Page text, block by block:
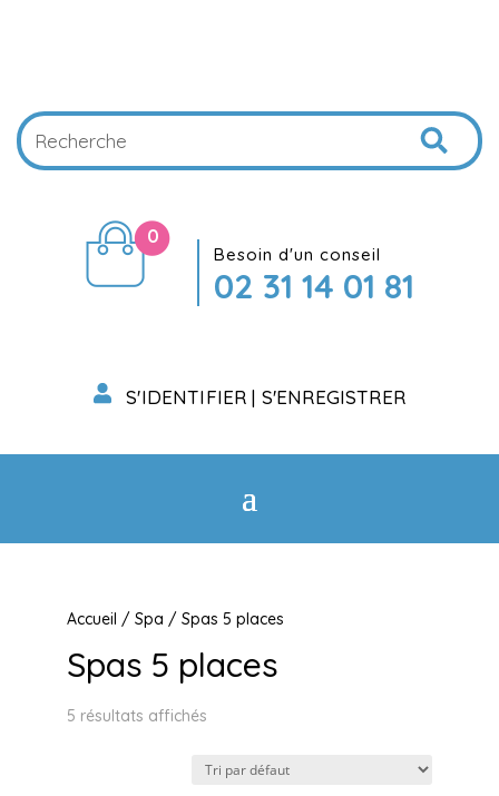
0
Besoin d'un conseil
02 31 14 01 81
S'IDENTIFIER | S'ENREGISTRER
Accueil / Spa / Spas 5 places
Spas 5 places
5 résultats affichés